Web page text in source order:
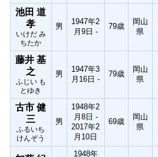
池田 道
孝
いけだ み
ちたか
男
1947年2
月9日 -
79歳
岡山
県
藤井 基
之
ふじい も
とゆき
男
1947年3
月16日 -
79歳
岡山
県
古市 健
三
ふるいち
けんぞう
男
1948年2
月8日 -
2017年2
月10日
69歳
岡山
県
1948年